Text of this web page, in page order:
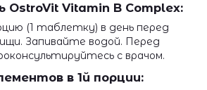
OstroVit Vitamin B Complex:
(1 таблетку) в день перед
Запивайте водой. Перед
с врачом.
в 1й порции: